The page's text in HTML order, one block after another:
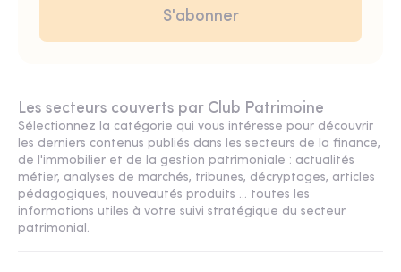
Les secteurs couverts par Club Patrimoine
Sélectionnez la catégorie qui vous intéresse pour découvrir
les derniers contenus publiés dans les secteurs de la finance,
de l'immobilier et de la gestion patrimoniale : actualités
métier, analyses de marchés, tribunes, décryptages, articles
pédagogiques, nouveautés produits ... toutes les
informations utiles à votre suivi stratégique du secteur
patrimonial.